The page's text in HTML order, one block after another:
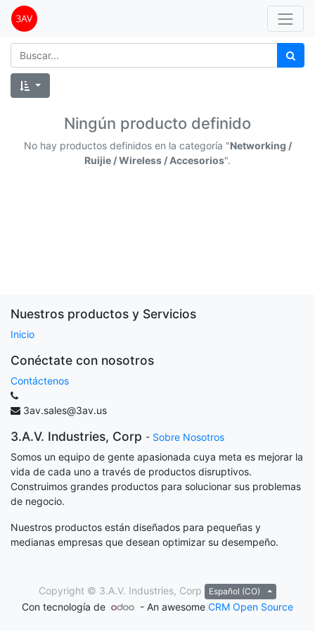
Ningún producto definido
No hay productos definidos en la categoría "Networking /
Ruijie / Wireless / Accesorios".
Nuestros productos y Servicios
Inicio
Conéctate con nosotros
Contáctenos
3av.sales@3av.us
3.A.V. Industries, Corp - Sobre Nosotros
Somos un equipo de gente apasionada cuya meta es mejorar la
vida de cada uno a través de productos disruptivos.
Construimos grandes productos para solucionar sus problemas
de negocio.
Nuestros productos están diseñados para pequeñas y
medianas empresas que desean optimizar su desempeño.
Copyright © 3.A.V. Industries, Corp Español (CO)
Con tecnología de - An awesome CRM Open Source